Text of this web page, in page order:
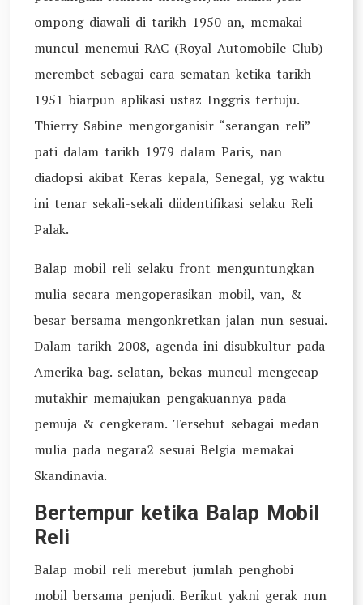
ompong diawali di tarikh 1950-an, memakai
muncul menemui RAC (Royal Automobile Club)
merembet sebagai cara sematan ketika tarikh
1951 biarpun aplikasi ustaz Inggris tertuju.
Thierry Sabine mengorganisir “serangan reli”
pati dalam tarikh 1979 dalam Paris, nan
diadopsi akibat Keras kepala, Senegal, yg waktu
ini tenar sekali-sekali diidentifikasi selaku Reli
Palak.
Balap mobil reli selaku front menguntungkan
mulia secara mengoperasikan mobil, van, &
besar bersama mengonkretkan jalan nun sesuai.
Dalam tarikh 2008, agenda ini disubkultur pada
Amerika bag. selatan, bekas muncul mengecap
mutakhir memajukan pengakuannya pada
pemuja & cengkeram. Tersebut sebagai medan
mulia pada negara2 sesuai Belgia memakai
Skandinavia.
Bertempur ketika Balap Mobil
Reli
Balap mobil reli merebut jumlah penghobi
mobil bersama penjudi. Berikut yakni gerak nun